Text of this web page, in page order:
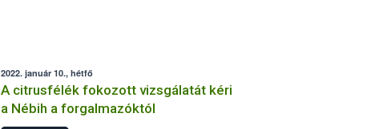
2022. január 10., hétfő
A citrusfélék fokozott vizsgálatát kéri
a Nébih a forgalmazóktól